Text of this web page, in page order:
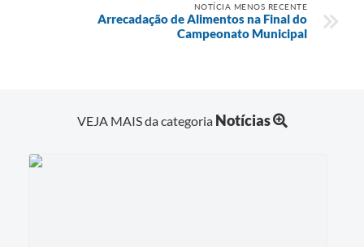
NOTÍCIA MENOS RECENTE
Arrecadação de Alimentos na Final do
Campeonato Municipal
VEJA MAIS da categoria Notícias